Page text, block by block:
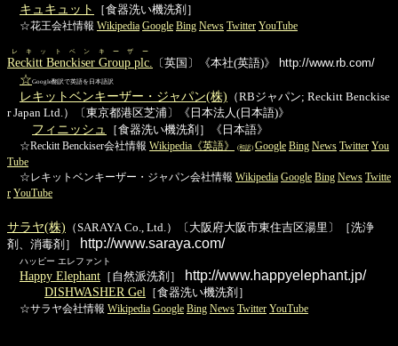
キュキュット
［食器洗い機洗剤］
☆花王会社情報 Wikipedia Google Bing News Twitter YouTube
Reckitt Benckiser Group plc.
レキットベンキーザー
〔英国〕《本社(英語)》 http://www.rb.com/
☆Google翻訳で英語を日本語訳
レキットベンキーザー・ジャパン(株) （RBジャパン; Reckitt Benckise
r Japan Ltd.）〔東京都港区芝浦〕《日本法人(日本語)》
フィニッシュ
［食器洗い機洗剤］《日本語》
☆Reckitt Benckiser会社情報 Wikipedia《英語》 (和訳) Google Bing News Twitter You
Tube
☆レキットベンキーザー・ジャパン会社情報 Wikipedia Google Bing News Twitte
r YouTube
サラヤ(株) （SARAYA Co., Ltd.）〔大阪府大阪市東住吉区湯里〕［洗浄
剤、消毒剤］
http://www.saraya.com/
ハッピー エレファント
Happy Elephant ［自然派洗剤］ http://www.happyelephant.jp/
DISHWASHER Gel ［食器洗い機洗剤］
☆サラヤ会社情報 Wikipedia Google Bing News Twitter YouTube